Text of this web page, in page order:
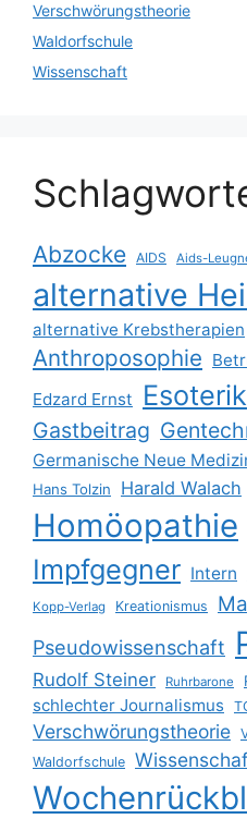
Verschwörungstheorie
Waldorfschule
Wissenschaft
Abzocke AIDS Aids-
alternative
alternative Krebstherapien
Anthroposophie
Edzard Ernst Esoterik
Gastbeitrag
Germanische Neue
Hans Tolzin Harald Walach
Homöopathie
Impfgegner Intern
Kopp-Verlag Kreationismus
Pseudowissenschaft
Rudolf Steiner Ruhrbarone
schlechter Journalismus
Verschwörungstheorie
Waldorfschule